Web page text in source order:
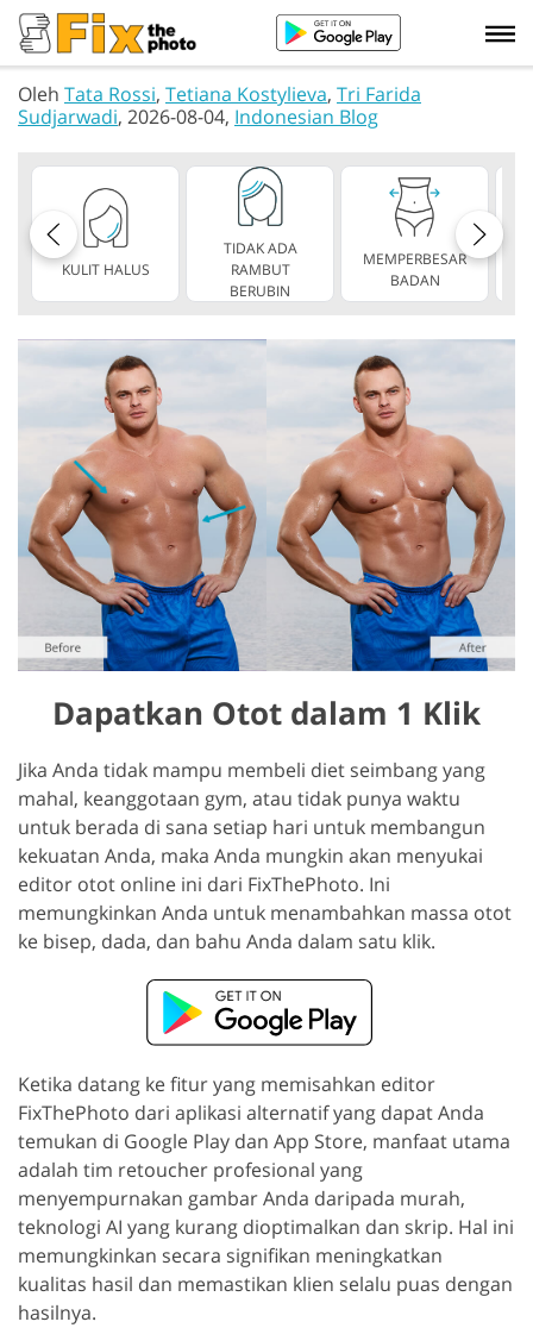
Oleh Tata Rossi, Tetiana Kostylieva, Tri Farida
Sudjarwadi, 2026-08-04, Indonesian Blog
KULIT HALUS
TIDAK ADA
RAMBUT
BERUBIN
MEMPERBESAR
BADAN
Dapatkan Otot dalam 1 Klik
Jika Anda tidak mampu membeli diet seimbang yang
mahal, keanggotaan gym, atau tidak punya waktu
untuk berada di sana setiap hari untuk membangun
kekuatan Anda, maka Anda mungkin akan menyukai
editor otot online ini dari FixThePhoto. Ini
memungkinkan Anda untuk menambahkan massa otot
ke bisep, dada, dan bahu Anda dalam satu klik.
Ketika datang ke fitur yang memisahkan editor
FixThePhoto dari aplikasi alternatif yang dapat Anda
temukan di Google Play dan App Store, manfaat utama
adalah tim retoucher profesional yang
menyempurnakan gambar Anda daripada murah,
teknologi AI yang kurang dioptimalkan dan skrip. Hal ini
memungkinkan secara signifikan meningkatkan
kualitas hasil dan memastikan klien selalu puas dengan
hasilnya.